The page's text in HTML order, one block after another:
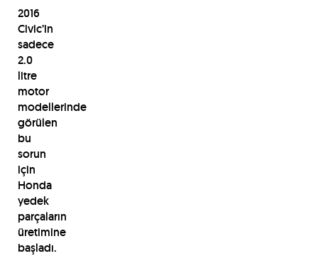
2016
Civic’in
sadece
2.0
litre
motor
modellerinde
görülen
bu
sorun
için
Honda
yedek
parçaların
üretimine
başladı.